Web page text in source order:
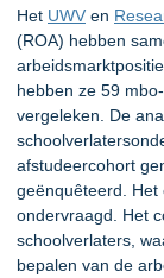
Het UWV en
(ROA) hebben
hebben ze 59
vergeleken. De
afstudeercohort
geënquêteerd.
ondervraagd. Het
schoolverlaters,
bepalen van de